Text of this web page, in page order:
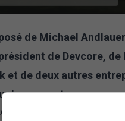
de Michael
de Devcore,
et de deux autres
le moment.
maintenir le partenariat